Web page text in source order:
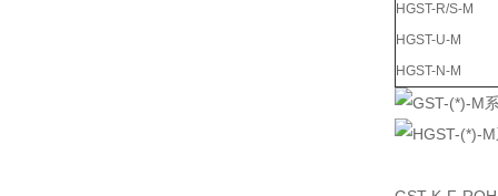
HGST-R/S-M
HGST-U-M
HGST-N-M